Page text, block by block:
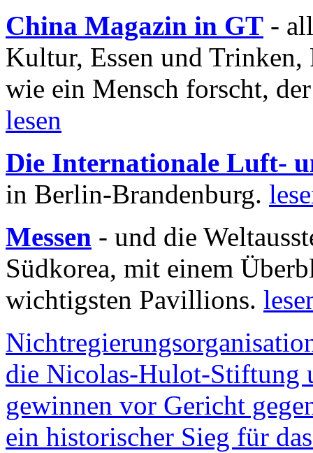
China Magazin in GT -
Kultur, Essen und
wie ein Mensch forscht,
lesen
Die Internationale Luft-
in Berlin-Brandenburg.
Messen - und die
Südkorea, mit einem
wichtigsten Pavillions.
die Nicolas-Hulot-Stiftung
gewinnen vor Gericht
ein historischer Sieg für